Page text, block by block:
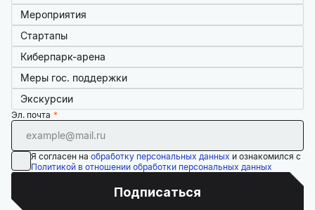
Мероприятия
Стартапы
Киберпарк-арена
Меры гос. поддержки
Экскурсии
Эл. почта
Я согласен на обработку персональных данных и ознакомился с
Политикой в отношении обработки персональных данных
Подписаться